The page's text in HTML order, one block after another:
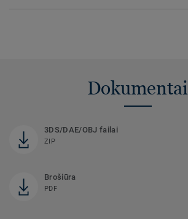
Dokumentai
3DS/DAE/OBJ failai
ZIP
Brošiūra
PDF